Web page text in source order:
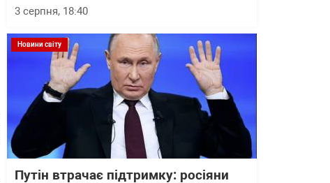
3 серпня, 18:40
Новини світу
Путін втрачає підтримку: росіяни